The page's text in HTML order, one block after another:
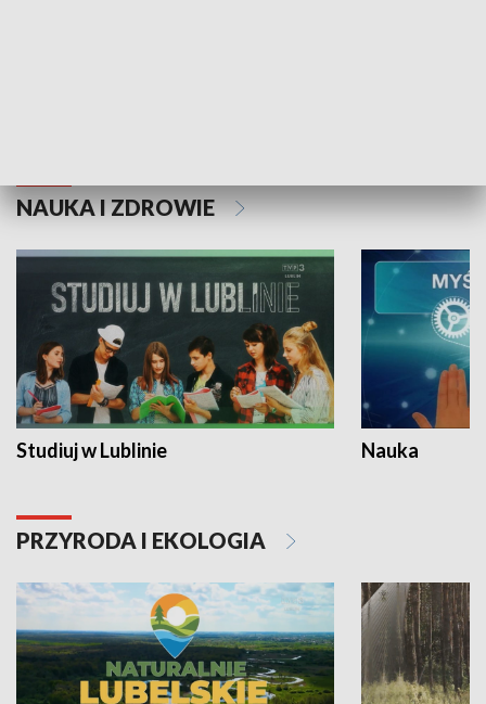
NAUKA I ZDROWIE
Studiuj w Lublinie Nauka
PRZYRODA I EKOLOGIA